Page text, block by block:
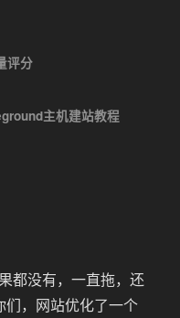
评分
主机建站教程
都没有，一直拖，还
，网站优化了一个